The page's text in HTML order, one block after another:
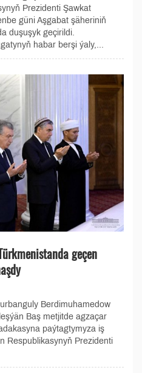
Prezidenti Şawkat
güni Aşgabat şäheriniň
duşuşyk geçirildi.
habar berşi ýaly,...
geçen
Berdimuhamedow
Baş metjitde agzaçar
paýtagtymyza iş
Respublikasynyň Prezidenti